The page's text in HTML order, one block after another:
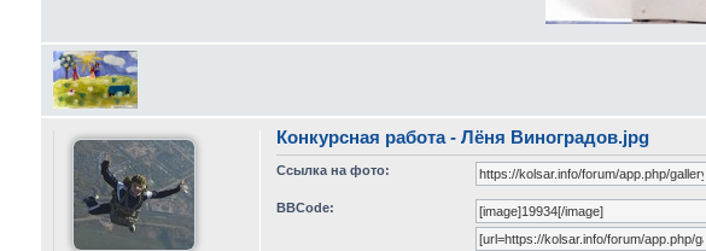
Конкурсная работа - Лёня Виноградов.jpg
Ссылка на фото:
BBCode: